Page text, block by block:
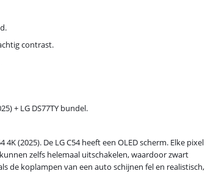
contrast.
+ LG DS77TY bundel.
(2025). De LG C54 heeft een OLED scherm. Elke pixel
zelfs helemaal uitschakelen, waardoor zwart
de koplampen van een auto schijnen fel en realistisch,